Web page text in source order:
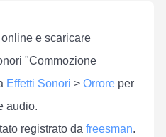
e scaricare
"Commozione
Effetti Sonori > Orrore per
audio.
registrato da freesman.